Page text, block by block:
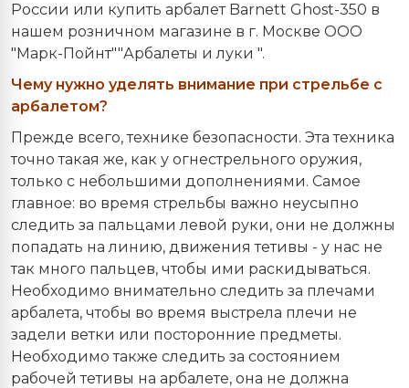
России или купить арбалет Barnett Ghost-350 в
нашем розничном магазине в г. Москве ООО
"Марк-Пойнт""Арбалеты и луки ".
Чему нужно уделять внимание при стрельбе с
арбалетом?
Прежде всего, технике безопасности. Эта техника
точно такая же, как у огнестрельного оружия,
только с небольшими дополнениями. Самое
главное: во время стрельбы важно неусыпно
следить за пальцами левой руки, они не должны
попадать на линию, движения тетивы - у нас не
так много пальцев, чтобы ими раскидываться.
Необходимо внимательно следить за плечами
арбалета, чтобы во время выстрела плечи не
задели ветки или посторонние предметы.
Необходимо также следить за состоянием
рабочей тетивы на арбалете, она не должна